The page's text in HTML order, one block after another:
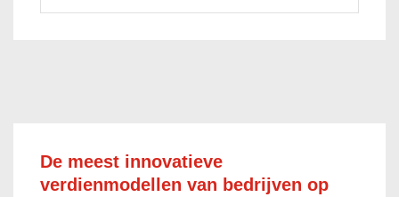
De meest innovatieve
verdienmodellen van bedrijven op